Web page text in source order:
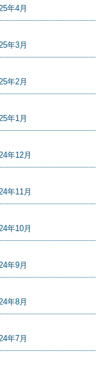
年4月
年3月
年2月
年1月
年12月
年11月
年10月
年9月
年8月
年7月